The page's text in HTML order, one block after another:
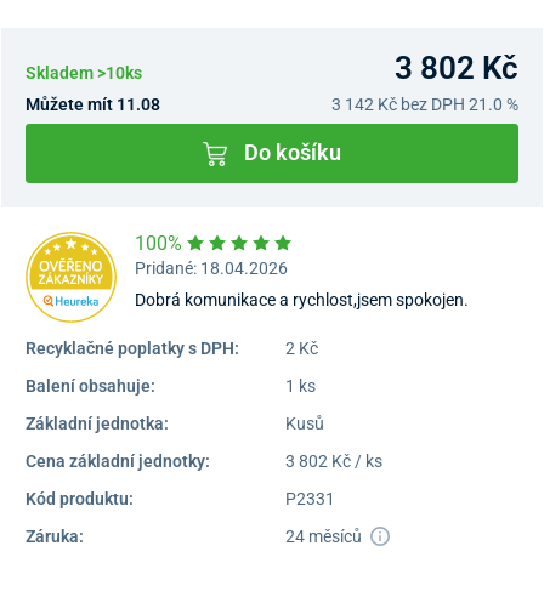
Skladem >10ks 3 802 Kč
Můžete mít 11.08 3 142 Kč bez DPH 21.0 %
Do košíku
100%
Pridané: 18.04.2026
Dobrá komunikace a rychlost,jsem spokojen.
Recyklačné poplatky s DPH:
2 Kč
Balení obsahuje:
1 ks
Základní jednotka:
Kusů
Cena základní jednotky:
3 802 Kč / ks
Kód produktu:
P2331
Záruka:
24 měsíců